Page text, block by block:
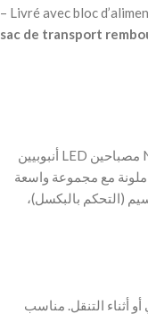
– Livré avec bloc
sac de transport
‫- تتضمن مجموعة NANLITE PavoTube II 15X مصباحين LED أنبوبيين
مع مجموعة واسعة
(التحكم بالبكسل)،
أثناء التنقل. مناسب